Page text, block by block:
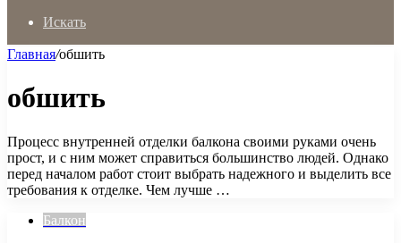
Искать
Главная/обшить
обшить
Процесс внутренней отделки балкона своими руками очень
прост, и с ним может справиться большинство людей. Однако
перед началом работ стоит выбрать надежного и выделить все
требования к отделке. Чем лучше …
Балкон